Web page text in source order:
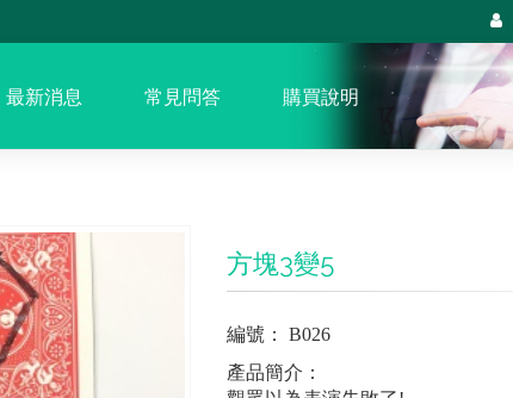
最新消息 常見問答 購買說明
方塊3變5
編號：
B026
產品簡介：